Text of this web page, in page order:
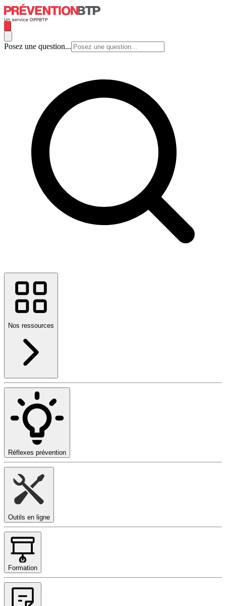
Posez une question...
Nos ressources
Réflexes prévention
Outils en ligne
Formation